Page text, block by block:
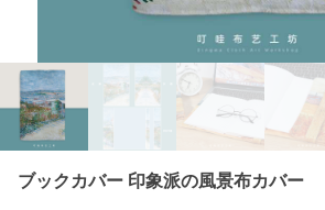
ブックカバー 印象派の風景布カバー